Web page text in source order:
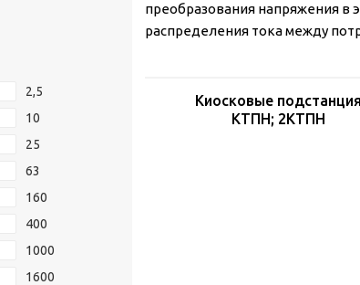
2,5
10
25
63
160
400
1000
1600
преобразования напряжения в
распределения тока между
Киосковые подстанция
КТПН; 2КТПН